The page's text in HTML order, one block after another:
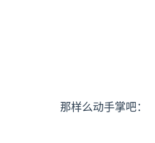
那样么动手掌吧：